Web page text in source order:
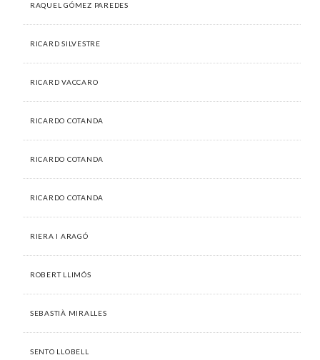
RAQUEL GÓMEZ PAREDES
RICARD SILVESTRE
RICARD VACCARO
RICARDO COTANDA
RICARDO COTANDA
RICARDO COTANDA
RIERA I ARAGÓ
ROBERT LLIMÓS
SEBASTIÀ MIRALLES
SENTO LLOBELL